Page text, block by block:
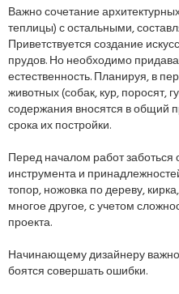
Важно сочетание
теплицы) с остальными,
Приветствуется создание
прудов. Но необходимо
естественность. Планируя, в
животных (собак, кур, поросят,
содержания вносятся в общий
срока их постройки.
Перед началом работ
инструмента и
топор, ножовка по дереву,
многое другое, с учетом
проекта.
Начинающему дизайнеру
боятся совершать ошибки.